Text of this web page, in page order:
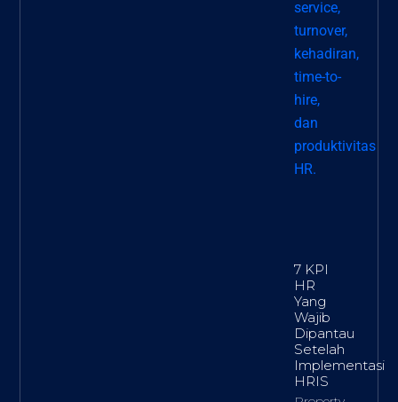
7 KPI
HR
Yang
Wajib
Dipantau
Setelah
Implementasi
HRIS